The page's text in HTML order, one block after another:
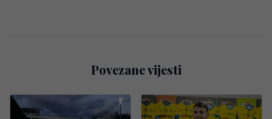
Povezane vijesti